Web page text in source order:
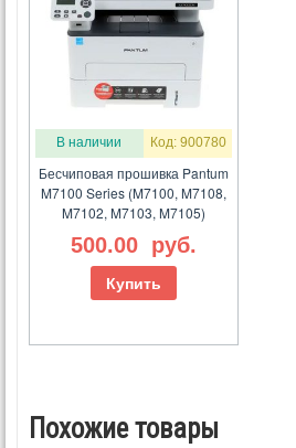
В наличии Код: 900780
Бесчиповая прошивка Pantum
M7100 Series (M7100, M7108,
M7102, M7103, M7105)
500.00 руб.
Купить
Похожие товары